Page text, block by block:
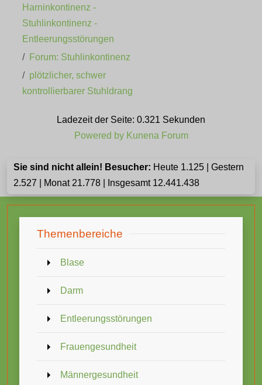
Harninkontinenz -
Stuhlinkontinenz -
Entleerungsstörungen
Forum: Stuhlinkontinenz
plötzlicher, schwer
kontrollierbarer Stuhldrang
Ladezeit der Seite: 0.321 Sekunden
Powered by Kunena Forum
Sie sind nicht allein! Besucher: Heute 1.125 | Gestern
2.527 | Monat 21.778 | Insgesamt 12.441.438
Themenbereiche
Blase
Darm
Entleerungsstörungen
Frauengesundheit
Männergesundheit